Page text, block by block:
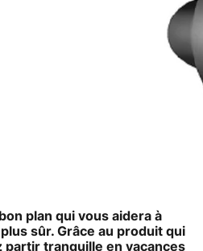
plan qui vous aidera à
sûr. Grâce au produit qui
partir tranquille en vacances